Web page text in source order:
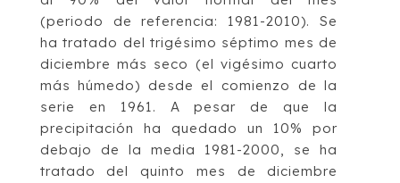
(periodo de referencia: 1981-2010). Se
ha tratado del trigésimo séptimo mes de
diciembre más seco (el vigésimo cuarto
más húmedo) desde el comienzo de la
serie en 1961. A pesar de que la
precipitación ha quedado un 10% por
debajo de la media 1981-2000, se ha
tratado del quinto mes de diciembre